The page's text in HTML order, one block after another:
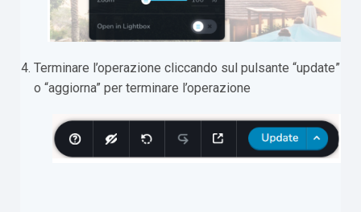
Terminare l’operazione cliccando sul pulsante “update”
o “aggiorna” per terminare l’operazione